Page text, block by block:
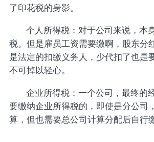
了印花税的身影。
个人所得税：对于公司来说，本
税。但是雇员工资需要缴啊，股东分
是法定的扣缴义务人，少代扣了也是
不可掉以轻心。
企业所得税：一个公司，最终的
要缴纳企业所得税的，即使是分公司
算，但也需要总公司计算分配后自行